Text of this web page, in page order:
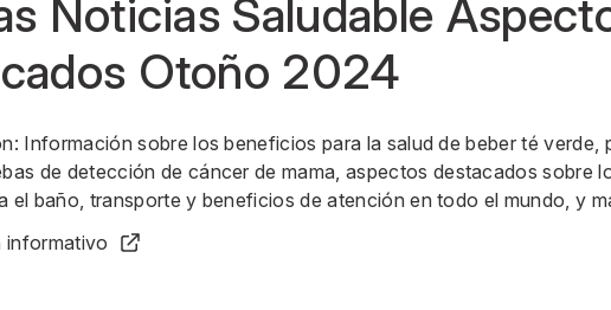
Noticias Saludable
Otoño 2024
Información sobre los beneficios para la salud de beber té verde,
de detección de cáncer de mama, aspectos destacados sobre
el baño, transporte y beneficios de atención en todo el mundo, y
informativo